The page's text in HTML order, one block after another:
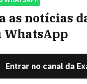
as notícias
WhatsApp
Entrar no canal da